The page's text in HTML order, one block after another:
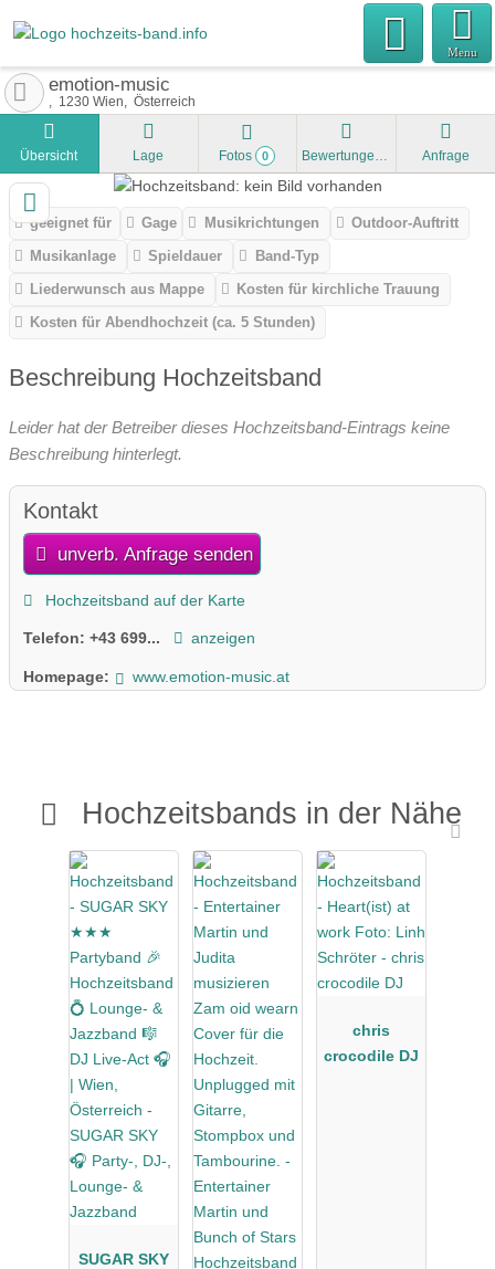
Menu
emotion-music
1230 Wien Österreich
Übersicht Lage Fotos 0 Bewertungen Anfrage
geeignet für Gage Musikrichtungen
Outdoor-Auftritt
Musikanlage
Spieldauer
Band-Typ
Liederwunsch aus Mappe
Kosten für kirchliche Trauung
Kosten für Abendhochzeit (ca. 5 Stunden)
Beschreibung Hochzeitsband
Leider hat der Betreiber dieses Hochzeitsband-Eintrags keine
Beschreibung hinterlegt.
Kontakt
unverb. Anfrage senden
Hochzeitsband auf der Karte
Telefon: +43 699... anzeigen
Homepage: www.emotion-music.at
Hochzeitsbands in der Nähe
SUGAR SKY
chris
crocodile DJ